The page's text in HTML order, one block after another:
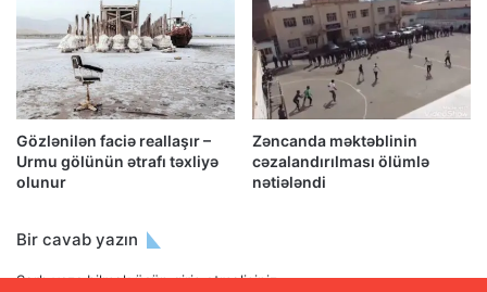
Gözlənilən faciə reallaşır –
Urmu gölünün ətrafı təxliyə
olunur
Zəncanda məktəblinin
cəzalandırılması ölümlə
nətiələndi
Bir cavab yazın
Şərh yaza bilmək üçüngiriş etməlisiniz.